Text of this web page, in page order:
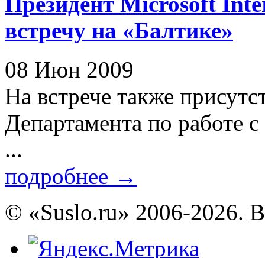
встречу на «Балтике»
08 Июн 2009
На встрече также
Департамента по работе
...
подробнее →
© «Suslo.ru» 2006-2026.